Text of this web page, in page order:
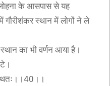
के आसपास से यह
गौरीशंकर स्थान में लोगों ने ले
का भी वर्णन आया है।